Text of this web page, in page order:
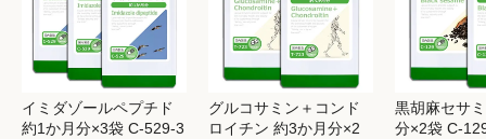
イミダゾールペプチド
約1か月分×3袋 C-529-3
グルコサミン＋コンド
ロイチン 約3か月分×2
黒胡麻セサ
分×2袋 C-